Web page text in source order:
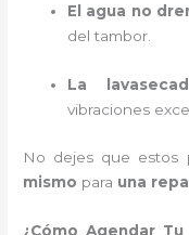
El agua no
del tambor.
La
vibraciones
No dejes que estos
mismo para una
¿Cómo Agendar